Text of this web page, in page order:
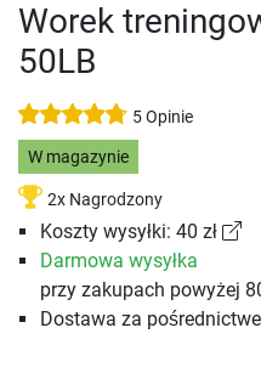
Worek
50LB
5 Opinie
W magazynie
2x Nagrodzony
Koszty wysyłki: 40 zł
Darmowa wysyłka
przy zakupach powyżej
Dostawa za